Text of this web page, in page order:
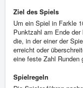
Ziel des Spiels
Um ein Spiel in Farkle
Punktzahl am Ende
die, in der einer der
erreicht oder
eine feste Zahl Runden
Spielregeln